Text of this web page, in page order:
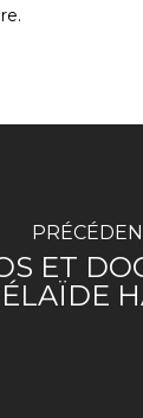
ET